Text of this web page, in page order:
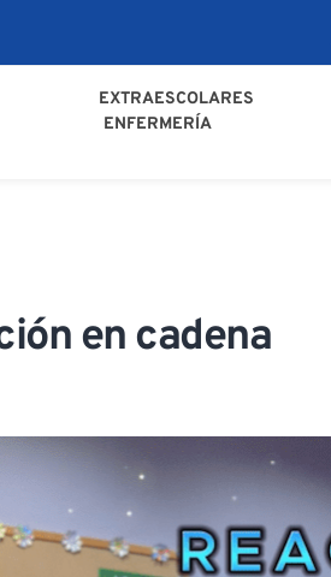
EXTRAESCOLARES
ENFERMERÍA
en cadena